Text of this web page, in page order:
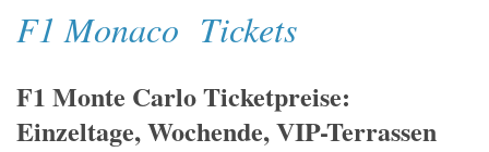
F1 Monaco Tickets
F1 Monte Carlo Ticketpreise:
Einzeltage, Wochende, VIP-Terrassen